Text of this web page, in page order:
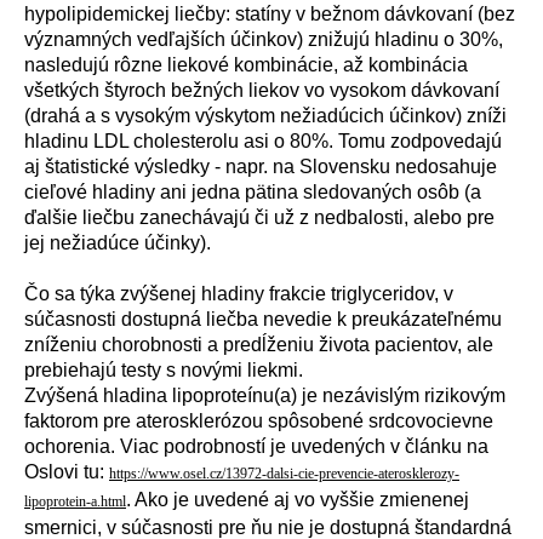
hypolipidemickej liečby: statíny v bežnom dávkovaní (bez
významných vedľajších účinkov) znižujú hladinu o 30%,
nasledujú rôzne liekové kombinácie, až kombinácia
všetkých štyroch bežných liekov vo vysokom dávkovaní
(drahá a s vysokým výskytom nežiadúcich účinkov) zníži
hladinu LDL cholesterolu asi o 80%. Tomu zodpovedajú
aj štatistické výsledky - napr. na Slovensku nedosahuje
cieľové hladiny ani jedna pätina sledovaných osôb (a
ďalšie liečbu zanechávajú či už z nedbalosti, alebo pre
jej nežiadúce účinky).
Čo sa týka zvýšenej hladiny frakcie triglyceridov, v
súčasnosti dostupná liečba nevedie k preukázateľnému
zníženiu chorobnosti a predĺženiu života pacientov, ale
prebiehajú testy s novými liekmi.
Zvýšená hladina lipoproteínu(a) je nezávislým rizikovým
faktorom pre aterosklerózou spôsobené srdcovocievne
ochorenia. Viac podrobností je uvedených v článku na
Oslovi tu: https://www.osel.cz/13972-dalsi-cie-prevencie-aterosklerozy-
lipoprotein-a.html. Ako je uvedené aj vo vyššie zmienenej
smernici, v súčasnosti pre ňu nie je dostupná štandardná